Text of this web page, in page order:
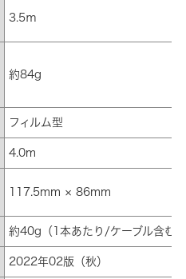
3.5ｍ
約84g
フィルム型
4.0m
117.5mm × 86mm
約40g（1本あたり/ケーブル含む）
2022年02版（秋）